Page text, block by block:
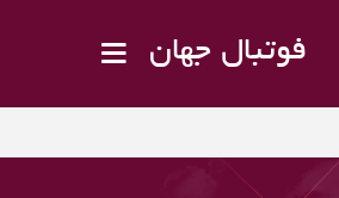
فوتبال جهان